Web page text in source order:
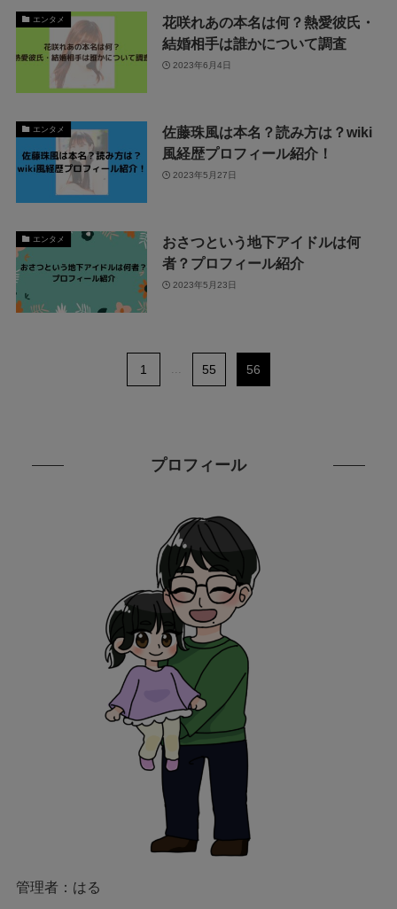
エンタメ
花咲れあの本名は何？熱愛彼氏・
結婚相手は誰かについて調査
2023年6月4日
エンタメ
佐藤珠風は本名？読み方は？wiki
風経歴プロフィール紹介！
2023年5月27日
エンタメ
おさつという地下アイドルは何
者？プロフィール紹介
2023年5月23日
1 55 56
プロフィール
管理者：はる